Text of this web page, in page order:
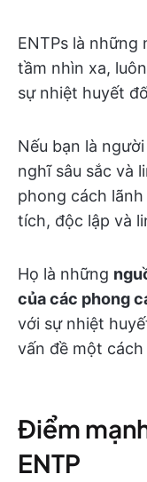
ENTPs là những
tầm nhìn xa,
sự nhiệt huyết
Nếu bạn là
nghĩ sâu sắc và
phong cách lãnh
tích, độc lập và
Họ là những
của các phong
với sự nhiệt
vấn đề một
Điểm
ENTP